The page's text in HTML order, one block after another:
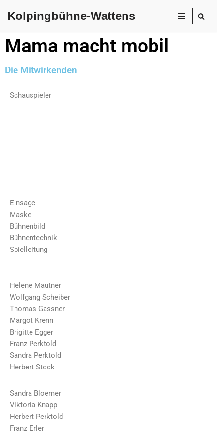
Inhalt
springen
Kolpingbühne-Wattens
Mama macht mobil
Die Mitwirkenden
Schauspieler
Einsage
Maske
Bühnenbild
Bühnentechnik
Spielleitung
Helene Mautner
Wolfgang Scheiber
Thomas Gassner
Margot Krenn
Brigitte Egger
Franz Perktold
Sandra Perktold
Herbert Stock
Sandra Bloemer
Viktoria Knapp
Herbert Perktold
Franz Erler